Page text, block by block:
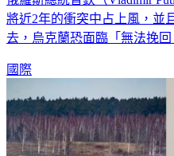
將近2年的衝突中占上風，並
去，烏克蘭恐面臨「無法挽回
國際